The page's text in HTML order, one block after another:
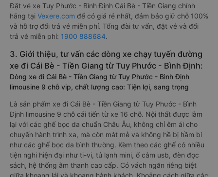
Đặt vé xe Tuy Phước - Bình Định Cái Bè - Tiền Giang chính
hãng tại Vexere.com để có giá rẻ nhất, đảm bảo giữ chỗ 100%
và hỗ trợ đổi trả vé miễn phí. Tổng đài tư vấn, đặt vé và đổi
trả vé miễn phí: 1900 888684.
3. Giới thiệu, tư vấn các dòng xe chạy tuyến đường
xe đi Cái Bè - Tiền Giang từ Tuy Phước - Bình Định:
Dòng xe đi Cái Bè - Tiền Giang từ Tuy Phước - Bình Định
limousine 9 chỗ vip, chất lượng cao: Tiện lợi, sang trọng
Là sản phẩm xe đi Cái Bè - Tiền Giang từ Tuy Phước - Bình
Định limousine 9 chỗ cải tiến từ xe 16 chỗ. Nội thất được làm
lại với các ghế bọc da chuẩn Châu Âu, không chỉ êm ái cho
chuyến hành trình xa, mà còn mát mẻ và không hề bị hầm bí
như các ghế bọc da bình thường. Kèm theo các ghế có nhiều
tiện nghi hiện đại như ti-vi, tủ lạnh mini, ổ cắm usb, đèn đọc
sách, hệ thống âm thanh cao cấp. Có vách ngăn riêng biệt
giữa khoang lái và khoang hành khách. Khoảng cách giữa các